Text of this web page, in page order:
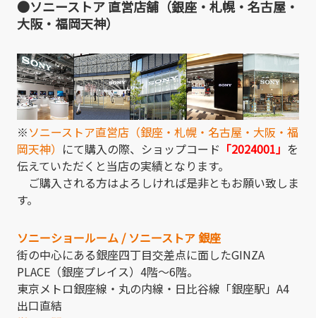
●ソニーストア 直営店舗（銀座・札幌・名古屋・
大阪・福岡天神）
※ソニーストア直営店（銀座・札幌・名古屋・大阪・福
岡天神） にて購入の際、ショップコード 「2024001」 を
伝えていただくと当店の実績となります。
ご購入される方はよろしければ是非ともお願い致しま
す。
ソニーショールーム / ソニーストア 銀座
街の中心にある銀座四丁目交差点に面したGINZA
PLACE（銀座プレイス）4階～6階。
東京メトロ銀座線・丸の内線・日比谷線「銀座駅」A4
出口直結